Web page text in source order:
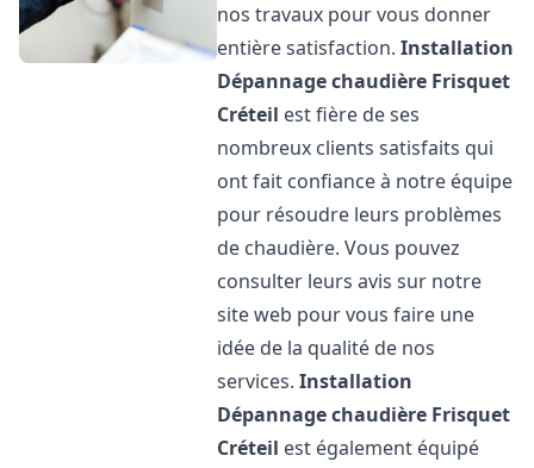
nos travaux pour vous donner
entière satisfaction.Installation
Dépannage chaudière Frisquet
Créteil est fière de ses
nombreux clients satisfaits qui
ont fait confiance à notre équipe
pour résoudre leurs problèmes
de chaudière. Vous pouvez
consulter leurs avis sur notre
site web pour vous faire une
idée de la qualité de nos
services.Installation
Dépannage chaudière Frisquet
Créteil est également équipé